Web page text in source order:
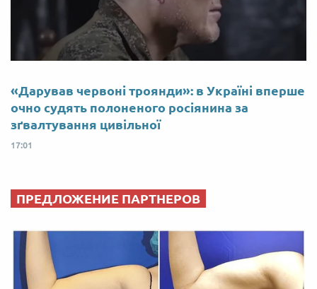
«Дарував червоні троянди»: в Україні вперше
очно судять полоненого росіянина за
зґвалтування цивільної
17:01
ПРЕДЛОЖЕНИЕ ПАРТНЕРОВ